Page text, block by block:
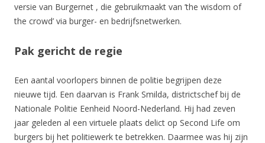
versie van Burgernet , die gebruikmaakt van ’the wisdom of
the crowd’ via burger- en bedrijfsnetwerken.
Pak gericht de regie
Een aantal voorlopers binnen de politie begrijpen deze
nieuwe tijd. Een daarvan is Frank Smilda, districtschef bij de
Nationale Politie Eenheid Noord-Nederland. Hij had zeven
jaar geleden al een virtuele plaats delict op Second Life om
burgers bij het politiewerk te betrekken. Daarmee was hij zijn